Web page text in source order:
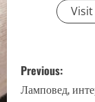
P
o
Previous:
Ламповед,